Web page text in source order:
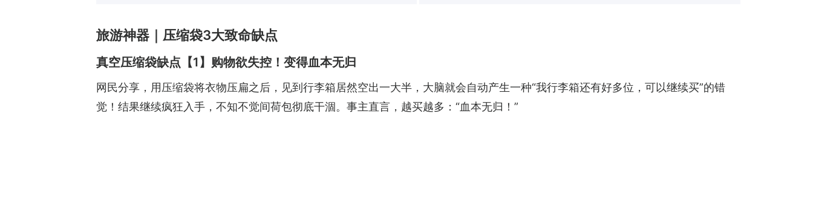
旅游神器｜压缩袋3大致命缺点
真空压缩袋缺点【1】购物欲失控！变得血本无归
网民分享，用压缩袋将衣物压扁之后，见到行李箱居然空出一大半，大脑就会自动产生一种“我行李箱还有好多位，可以继续买”的错
觉！结果继续疯狂入手，不知不觉间荷包彻底干涸。事主直言，越买越多：“血本无归！”